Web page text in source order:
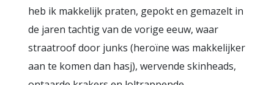
heb ik makkelijk praten, gepokt en gemazelt in
de jaren tachtig van de vorige eeuw, waar
straatroof door junks (heroïne was makkelijker
aan te komen dan hasj), wervende skinheads,